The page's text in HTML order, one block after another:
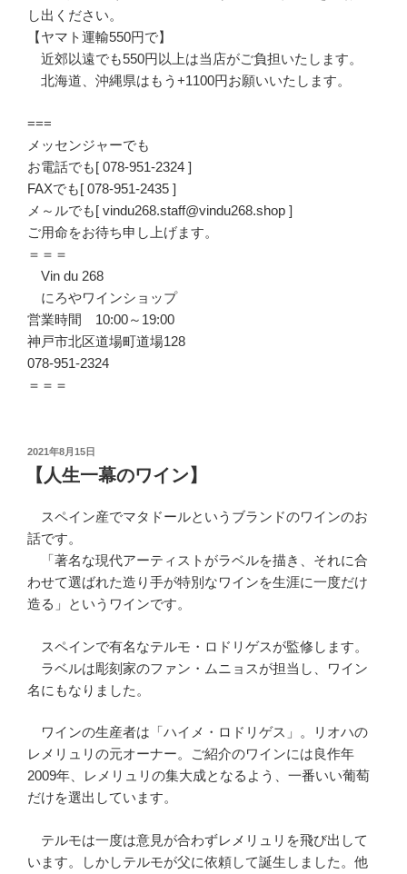
し出ください。
【ヤマト運輸550円で】
近郊以遠でも550円以上は当店がご負担いたします。
北海道、沖縄県はもう+1100円お願いいたします。
===
メッセンジャーでも
お電話でも[ 078-951-2324 ]
FAXでも[ 078-951-2435 ]
メ～ルでも[ vindu268.staff@vindu268.shop ]
ご用命をお待ち申し上げます。
＝＝＝
Vin du 268
にろやワインショップ
営業時間 10:00～19:00
神戸市北区道場町道場128
078-951-2324
＝＝＝
投
日:
2021年8月15日
【人生一幕のワイン】
スペイン産でマタドールというブランドのワインのお
話です。
「著名な現代アーティストがラベルを描き、それに合
わせて選ばれた造り手が特別なワインを生涯に一度だけ
造る」というワインです。
スペインで有名なテルモ・ロドリゲスが監修します。
ラベルは彫刻家のファン・ムニョスが担当し、ワイン
名にもなりました。
ワインの生産者は「ハイメ・ロドリゲス」。リオハの
レメリュリの元オーナー。ご紹介のワインには良作年
2009年、レメリュリの集大成となるよう、一番いい葡萄
だけを選出しています。
テルモは一度は意見が合わずレメリュリを飛び出して
います。しかしテルモが父に依頼して誕生しました。他